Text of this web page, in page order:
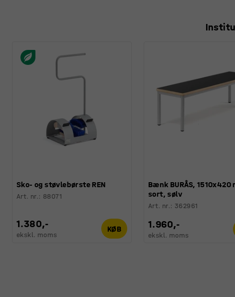
Sko- og støvlebørste REN
Art. nr.: 88071
1.380,-
ekskl. moms
KØB
Bænk BURÅS, 1510x420
sort, sølv
Art. nr.: 362961
1.960,-
ekskl. moms